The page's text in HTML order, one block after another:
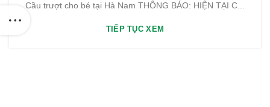
Cầu trượt cho bé tại Hà Nam THÔNG BÁO: HIỆN TẠI C...
TIẾP TỤC XEM